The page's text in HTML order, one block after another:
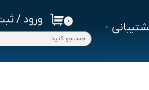
ورود / ۰